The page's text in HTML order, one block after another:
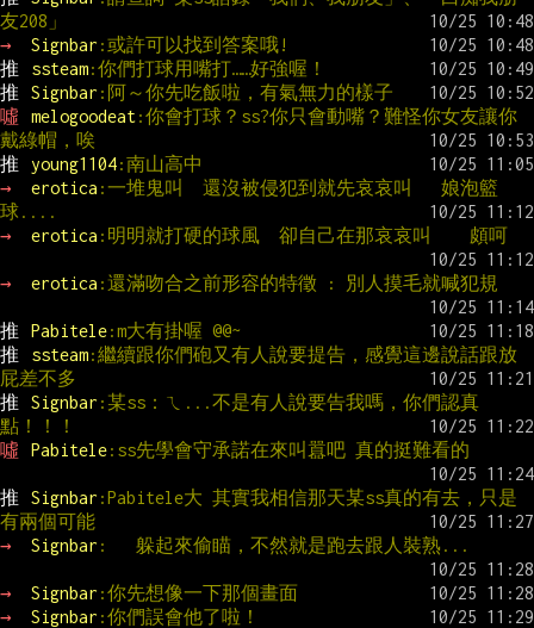
友208」
→
Signbar :或許可以找到答案哦!
推
ssteam:你們打球用嘴打……好強喔！
推
Signbar :阿～你先吃飯啦，有氣無力的樣子
噓
melogoodeat:你會打球？ss?你只會動嘴？難怪你女友讓你
戴綠帽，唉
推
young1104:南山高中
→
erotica :一堆鬼叫  還沒被侵犯到就先哀哀叫   娘泡籃
球....
→
erotica :明明就打硬的球風  卻自己在那哀哀叫    頗呵
→ erotica :還滿吻合之前形容的特徵 : 別人摸毛就喊犯規
推 Pabitele:m大有掛喔 @@~
推
ssteam:繼續跟你們砲又有人說要提告，感覺這邊說話跟放
屁差不多
推
Signbar :某ss：ㄟ...不是有人說要告我嗎，你們認真
點！！！
噓
Pabitele:ss先學會守承諾在來叫囂吧 真的挺難看的
推 Signbar :Pabitele大 其實我相信那天某ss真的有去，只是
有兩個可能
→
Signbar :   躲起來偷瞄，不然就是跑去跟人裝熟...
→ Signbar :你先想像一下那個畫面
→
Signbar :你們誤會他了啦！